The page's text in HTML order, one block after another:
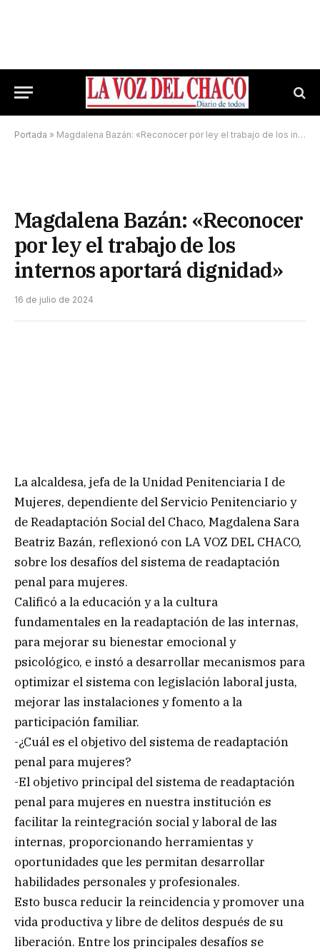
Portada » Magdalena Bazán: «Reconocer por ley el trabajo de los internos aportará dignidad»
Magdalena Bazán: «Reconocer
por ley el trabajo de los
internos aportará dignidad»
16 de julio de 2024
La alcaldesa, jefa de la Unidad Penitenciaria I de
Mujeres, dependiente del Servicio Penitenciario y
de Readaptación Social del Chaco, Magdalena Sara
Beatriz Bazán, reflexionó con LA VOZ DEL CHACO,
sobre los desafíos del sistema de readaptación
penal para mujeres.
Calificó a la educación y a la cultura
fundamentales en la readaptación de las internas,
para mejorar su bienestar emocional y
psicológico, e instó a desarrollar mecanismos para
optimizar el sistema con legislación laboral justa,
mejorar las instalaciones y fomento a la
participación familiar.
-¿Cuál es el objetivo del sistema de readaptación
penal para mujeres?
-El objetivo principal del sistema de readaptación
penal para mujeres en nuestra institución es
facilitar la reintegración social y laboral de las
internas, proporcionando herramientas y
oportunidades que les permitan desarrollar
habilidades personales y profesionales.
Esto busca reducir la reincidencia y promover una
vida productiva y libre de delitos después de su
liberación. Entre los principales desafíos se